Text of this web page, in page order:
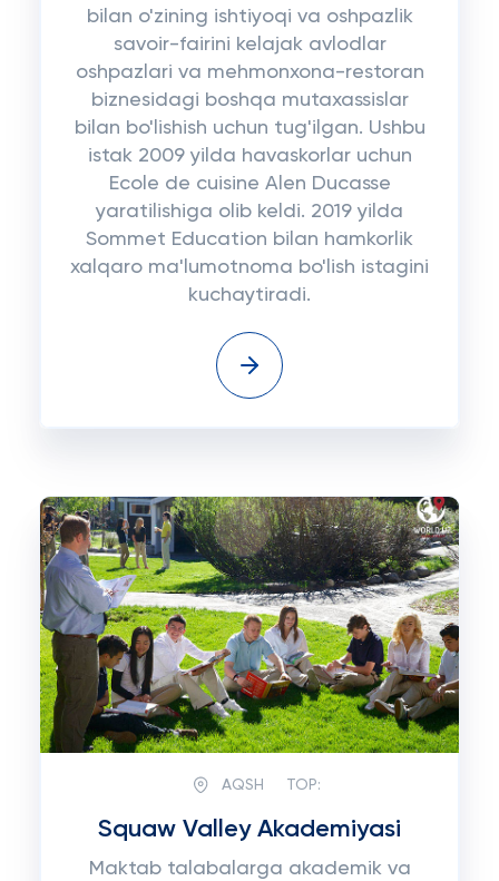
bilan o'zining ishtiyoqi va oshpazlik
savoir-fairini kelajak avlodlar
oshpazlari va mehmonxona-restoran
biznesidagi boshqa mutaxassislar
bilan bo'lishish uchun tug'ilgan. Ushbu
istak 2009 yilda havaskorlar uchun
Ecole de cuisine Alen Ducasse
yaratilishiga olib keldi. 2019 yilda
Sommet Education bilan hamkorlik
xalqaro ma'lumotnoma bo'lish istagini
kuchaytiradi.
AQSH TOP:
Squaw Valley Akademiyasi
Maktab talabalarga akademik va